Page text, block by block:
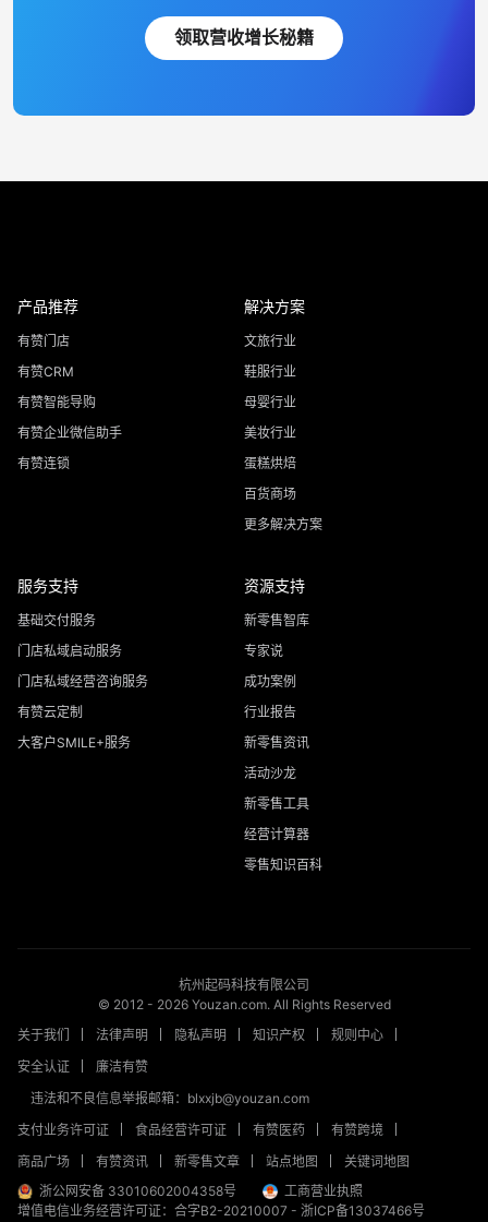
领取营收增长秘籍
产品推荐
有赞门店
有赞CRM
有赞智能导购
有赞企业微信助手
有赞连锁
解决方案
文旅行业
鞋服行业
母婴行业
美妆行业
蛋糕烘焙
百货商场
更多解决方案
服务支持
基础交付服务
门店私域启动服务
门店私域经营咨询服务
有赞云定制
大客户SMILE+服务
资源支持
新零售智库
专家说
成功案例
行业报告
新零售资讯
活动沙龙
新零售工具
经营计算器
零售知识百科
杭州起码科技有限公司
© 2012 - 2026Youzan.com. All Rights Reserved
关于我们
法律声明 隐私声明 知识产权
规则中心
安全认证
廉洁有赞
违法和不良信息举报邮箱：blxxjb@youzan.com
支付业务许可证
食品经营许可证 有赞医药
有赞跨境
商品广场
有赞资讯 新零售文章 站点地图
关键词地图
浙公网安备 33010602004358号
工商营业执照
增值电信业务经营许可证：合字B2-20210007 - 浙ICP备13037466号